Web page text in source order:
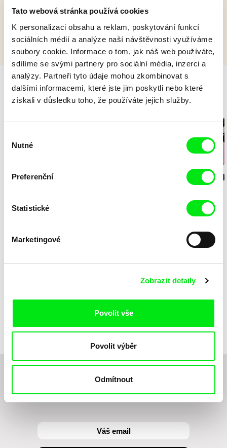
Tato webová stránka používá cookies
K personalizaci obsahu a reklam, poskytování funkcí
sociálních médií a analýze naší návštěvnosti využíváme
soubory cookie. Informace o tom, jak náš web používáte,
sdílíme se svými partnery pro sociální média, inzerci a
analýzy. Partneři tyto údaje mohou zkombinovat s
dalšími informacemi, které jste jim poskytli nebo které
získali v důsledku toho, že používáte jejich služby.
souhlasu
Nutné
Preferenční
Statistické
Marketingové
Zobrazit detaily
Povolit vše
Povolit výběr
Odmítnout
skvělé filmy.
Diana Cam Van
Milý tati:
animace
Chcete být pravidelně informováni o novinkách v
junior programu?